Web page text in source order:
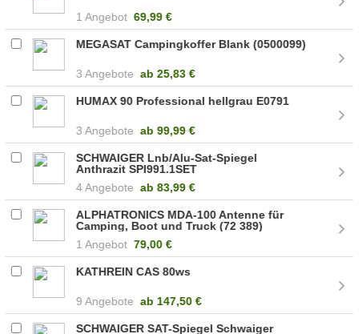
1 Angebot 69,99 €
MEGASAT Campingkoffer Blank (0500099)
3 Angebote ab 25,83 €
HUMAX 90 Professional hellgrau E0791
3 Angebote ab 99,99 €
SCHWAIGER Lnb/Alu-Sat-Spiegel
Anthrazit SPI991.1SET
4 Angebote ab 83,99 €
ALPHATRONICS MDA-100 Antenne für
Camping, Boot und Truck (72 389)
1 Angebot 79,00 €
KATHREIN CAS 80ws
9 Angebote ab 147,50 €
SCHWAIGER SAT-Spiegel Schwaiger